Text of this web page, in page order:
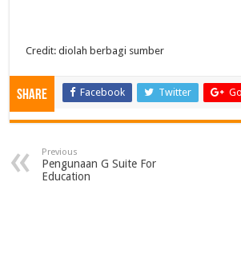
Credit: diolah berbagi sumber
Share Facebook Twitter
Previous
Pengunaan G Suite For
Education